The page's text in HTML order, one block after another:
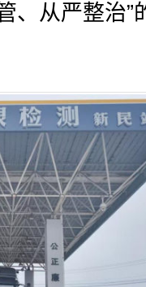
、从严整治”